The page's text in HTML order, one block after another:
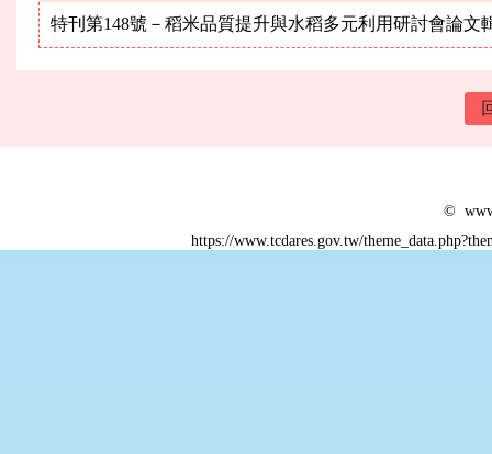
特刊第148號－稻米品質提升與水稻多元利用研討會論文
©
https://www.tcdares.gov.tw/